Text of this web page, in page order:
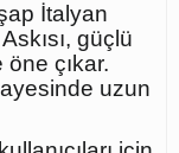
İtalyan
güçlü
öne çıkar.
uzun